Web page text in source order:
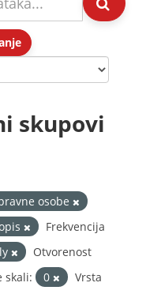
skupovi
osobe
Frekvencija
Otvorenost
skali:
0
Vrsta